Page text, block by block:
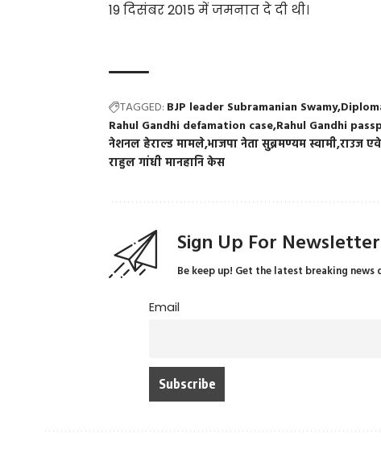
19 दिसंबर 2015 में जमनात दे दी थी।
TAGGED: BJP leader Subramanian Swamy
Rahul Gandhi defamation case Rahul Gandhi
नेशनल हेराल्ड मामलेभाजपा नेता सुब्रमण्यम स्वामीराउज
राहुल गांधी मानहानि केस
Sign Up For Newsletter
Be keep up! Get the latest breaking
Email